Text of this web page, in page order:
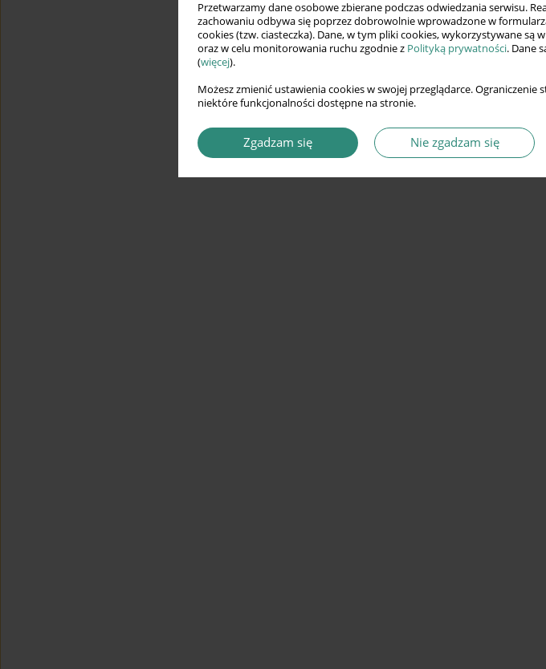
Przetwarzamy dane osobowe zbierane podczas odwiedzania serwisu.
zachowaniu odbywa się poprzez dobrowolnie wprowadzone w
cookies (tzw. ciasteczka). Dane, w tym pliki cookies, wykorzystywane są
oraz w celu monitorowania ruchu zgodnie z Polityką prywatności. Dane
(więcej).
Możesz zmienić ustawienia cookies w swojej przeglądarce.
niektóre funkcjonalności dostępne na stronie.
Zgadzam się Nie zgadzam się